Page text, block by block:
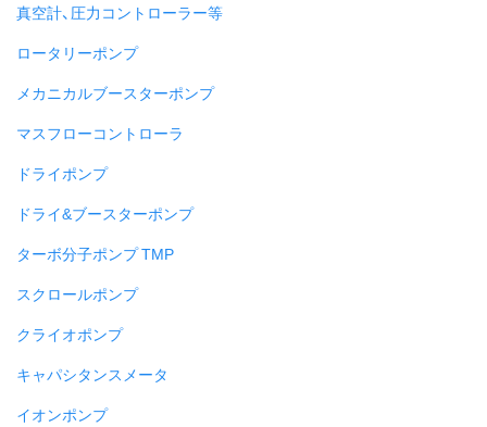
真空計、圧力コントローラー等
ロータリーポンプ
メカニカルブースターポンプ
マスフローコントローラ
ドライポンプ
ドライ&ブースターポンプ
ターボ分子ポンプ TMP
スクロールポンプ
クライオポンプ
キャパシタンスメータ
イオンポンプ